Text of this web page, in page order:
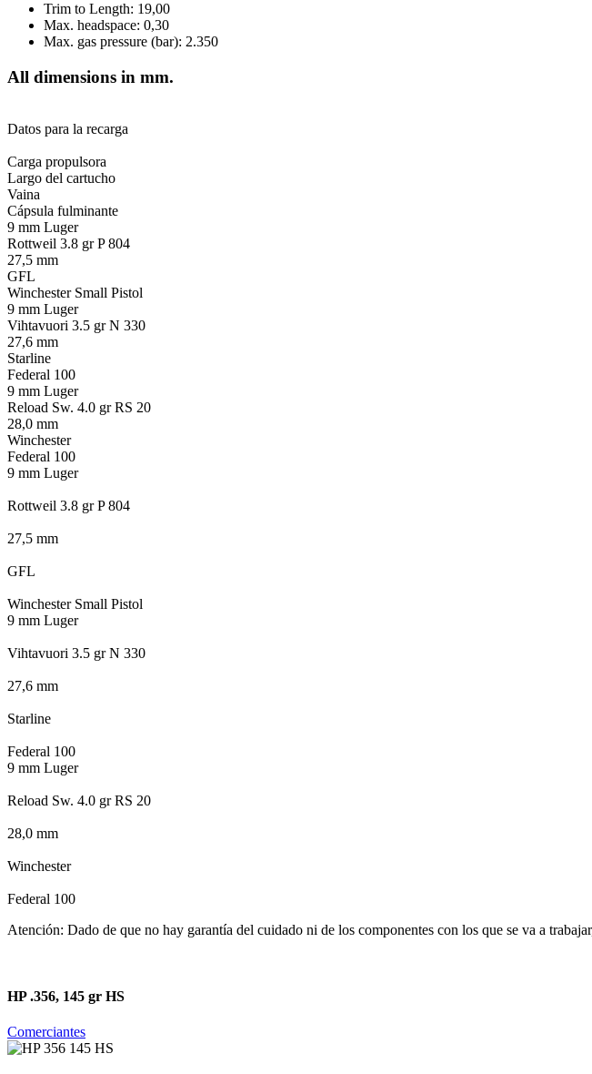
Trim to Length: 19,00
Max. headspace: 0,30
Max. gas pressure (bar): 2.350
All dimensions in mm.
Datos para la recarga
Carga propulsora
Largo del cartucho
Vaina
Cápsula fulminante
9 mm Luger
Rottweil 3.8 gr P 804
27,5 mm
GFL
Winchester Small Pistol
9 mm Luger
Vihtavuori 3.5 gr N 330
27,6 mm
Starline
Federal 100
9 mm Luger
Reload Sw. 4.0 gr RS 20
28,0 mm
Winchester
Federal 100
9 mm Luger
Rottweil 3.8 gr P 804
27,5 mm
GFL
Winchester Small Pistol
9 mm Luger
Vihtavuori 3.5 gr N 330
27,6 mm
Starline
Federal 100
9 mm Luger
Reload Sw. 4.0 gr RS 20
28,0 mm
Winchester
Federal 100
Atención: Dado de que no hay garantía del cuidado ni de los componentes con los que se va a
HP .356, 145 gr HS
Comerciantes